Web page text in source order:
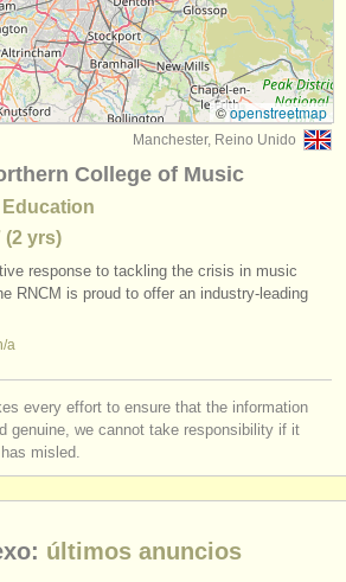
ventahistórica (1)
clasica (4)
instrumentos antiguos/
©openstreetmap
Manchester, Reino Unido
College of Music
Education
(2 yrs)
response to tackling the crisis in music
RNCM is proud to offer an industry-leading
a
every effort to ensure that the information
genuine, we cannot take responsibility if it
misled.
últimos anuncios